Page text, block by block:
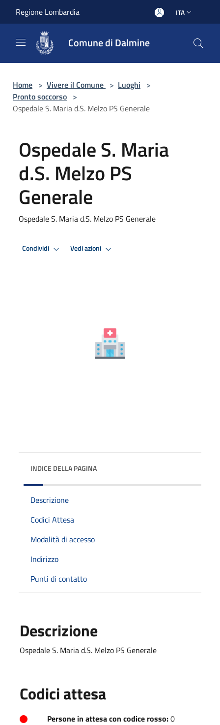
Regione Lombardia ITA
Comune di Dalmine
Home > Vivere il Comune > Luoghi >
Pronto soccorso >
Ospedale S. Maria d.S. Melzo PS Generale
Ospedale S. Maria
d.S. Melzo PS
Generale
Ospedale S. Maria d.S. Melzo PS Generale
Condividi Vedi azioni
INDICE DELLA PAGINA
Descrizione
Codici Attesa
Modalità di accesso
Indirizzo
Punti di contatto
Descrizione
Ospedale S. Maria d.S. Melzo PS Generale
Codici attesa
Persone in attesa con codice rosso:0